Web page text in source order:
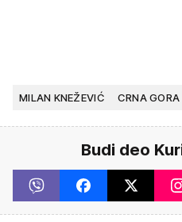
MILAN KNEŽEVIĆ CRNA GORA
Budi deo